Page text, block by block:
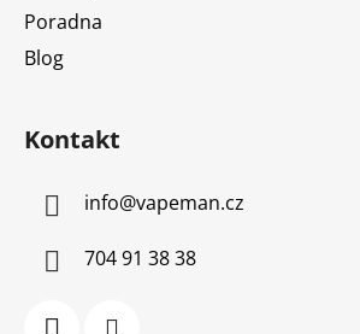
Poradna
Blog
Kontakt
info@vapeman.cz
704 91 38 38